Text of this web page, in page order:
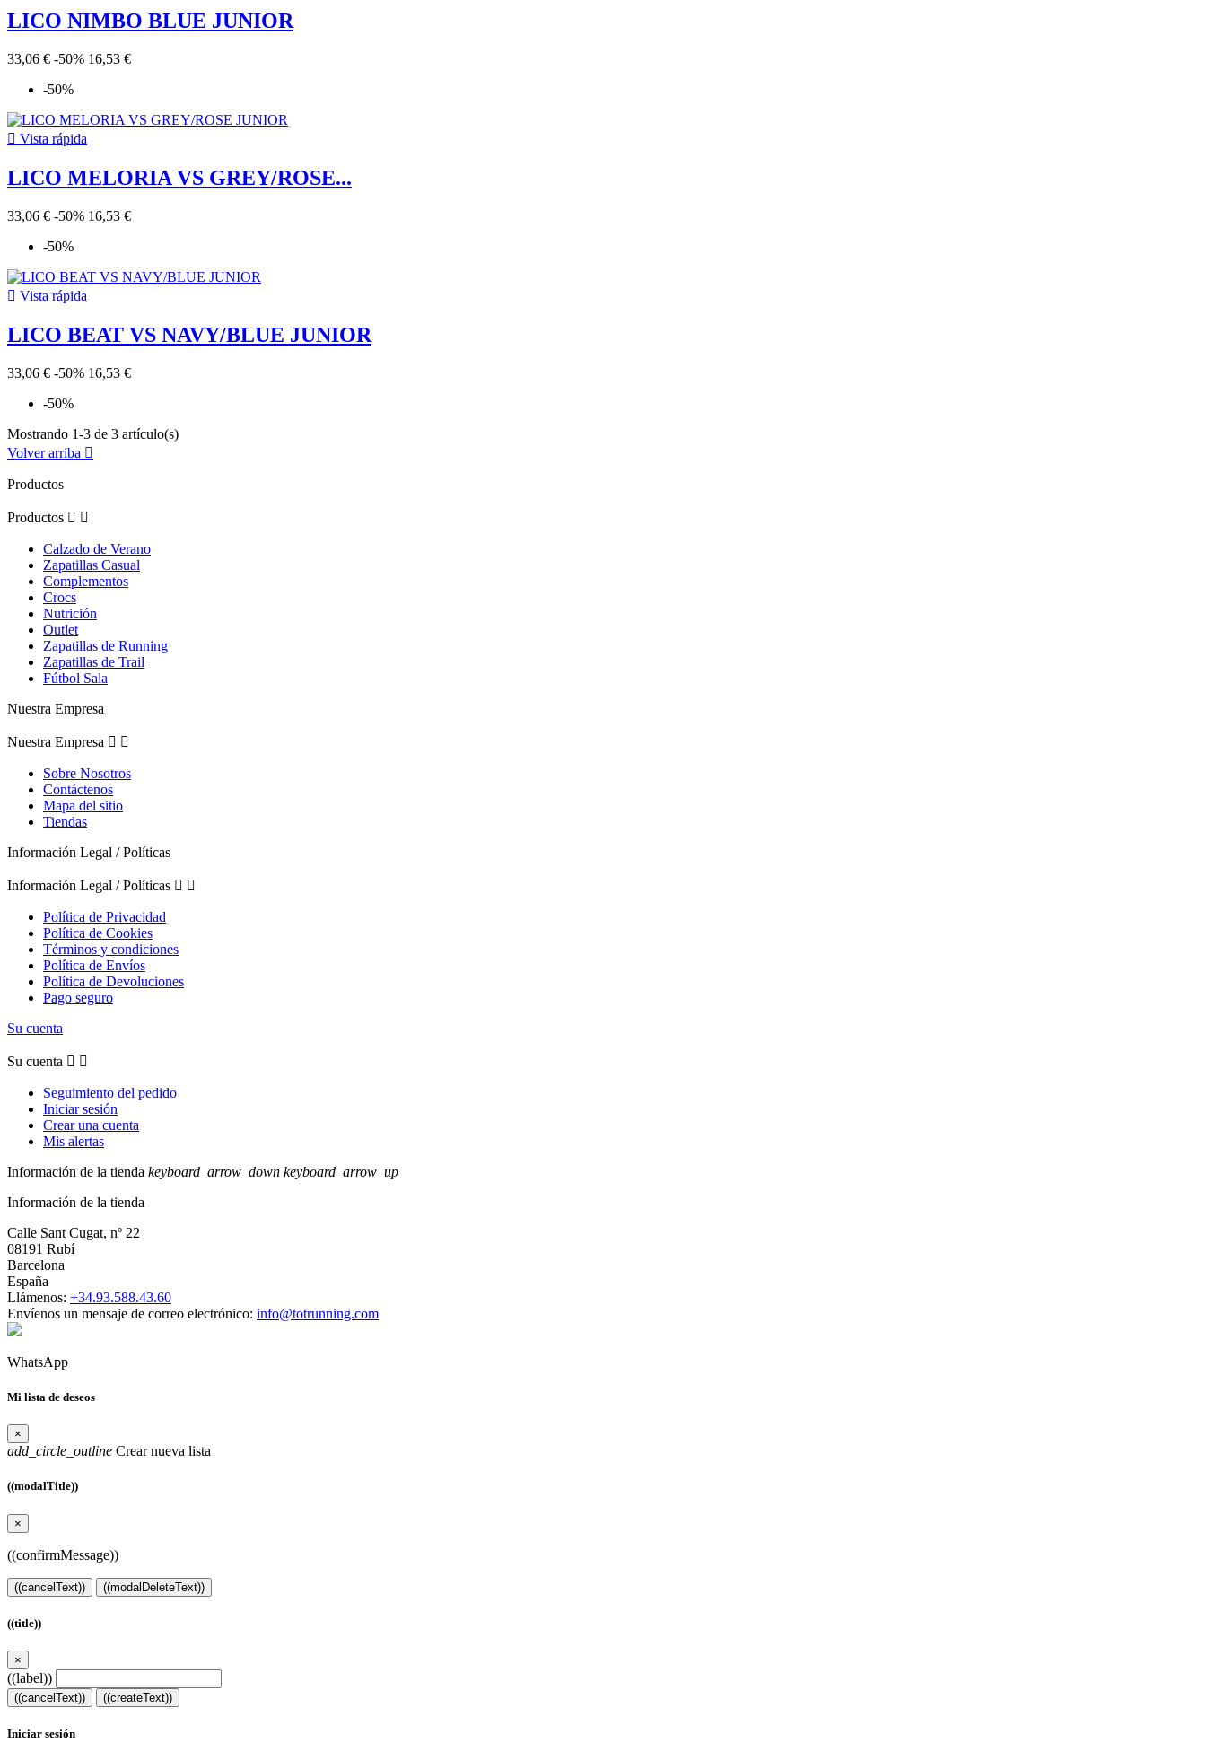
LICO NIMBO BLUE JUNIOR
33,06 € -50% 16,53 €
-50%
 Vista rápida
LICO MELORIA VS GREY/ROSE...
33,06 € -50% 16,53 €
-50%
 Vista rápida
LICO BEAT VS NAVY/BLUE JUNIOR
33,06 € -50% 16,53 €
-50%
Mostrando 1-3 de 3 artículo(s)
Volver arriba 
Productos
Productos  
Calzado de Verano
Zapatillas Casual
Complementos
Crocs
Nutrición
Outlet
Zapatillas de Running
Zapatillas de Trail
Fútbol Sala
Nuestra Empresa
Nuestra Empresa  
Sobre Nosotros
Contáctenos
Mapa del sitio
Tiendas
Información Legal / Políticas
Información Legal / Políticas  
Política de Privacidad
Política de Cookies
Términos y condiciones
Política de Envíos
Política de Devoluciones
Pago seguro
Su cuenta
Su cuenta  
Seguimiento del pedido
Iniciar sesión
Crear una cuenta
Mis alertas
Información de la tienda keyboard_arrow_down keyboard_arrow_up
Información de la tienda
Calle Sant Cugat, nº 22
08191 Rubí
Barcelona
España
Llámenos: +34.93.588.43.60
Envíenos un mensaje de correo electrónico: info@totrunning.com
WhatsApp
Mi lista de deseos
×
add_circle_outline Crear nueva lista
((modalTitle))
×
((confirmMessage))
((cancelText)) ((modalDeleteText))
((title))
×
((label))
((cancelText)) ((createText))
Iniciar sesión